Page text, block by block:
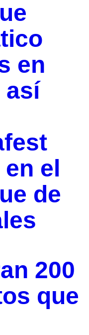
en
así
en el
de
200
que